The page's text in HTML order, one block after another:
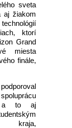
sveta
aj žiakom
ktorí
Grand
miesta
finále,
a to aj
kraja,